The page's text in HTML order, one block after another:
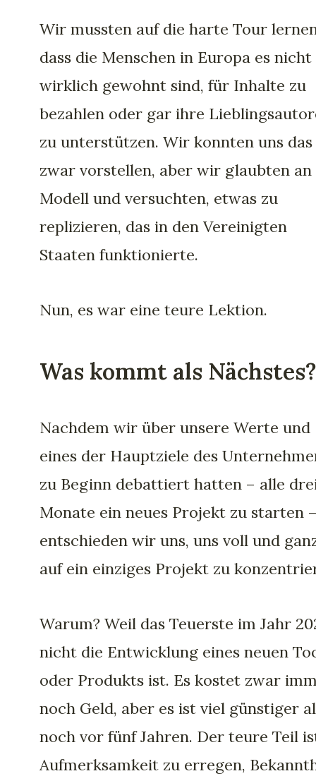
Wir mussten auf die harte Tour
dass die Menschen in Europa es nicht
wirklich gewohnt sind, für Inhalte zu
bezahlen oder gar ihre
zu unterstützen. Wir konnten uns das
zwar vorstellen, aber wir glaubten an
Modell und versuchten, etwas zu
replizieren, das in den Vereinigten
Staaten funktionierte.
Nun, es war eine teure Lektion.
Was kommt als Nächstes?
Nachdem wir über unsere Werte und
eines der Hauptziele des
zu Beginn debattiert hatten – alle
Monate ein neues Projekt zu starten
entschieden wir uns, uns voll und
auf ein einziges Projekt zu
Warum? Weil das Teuerste im Jahr
nicht die Entwicklung eines neuen
oder Produkts ist. Es kostet zwar
noch Geld, aber es ist viel günstiger
noch vor fünf Jahren. Der teure Teil
Aufmerksamkeit zu erregen,